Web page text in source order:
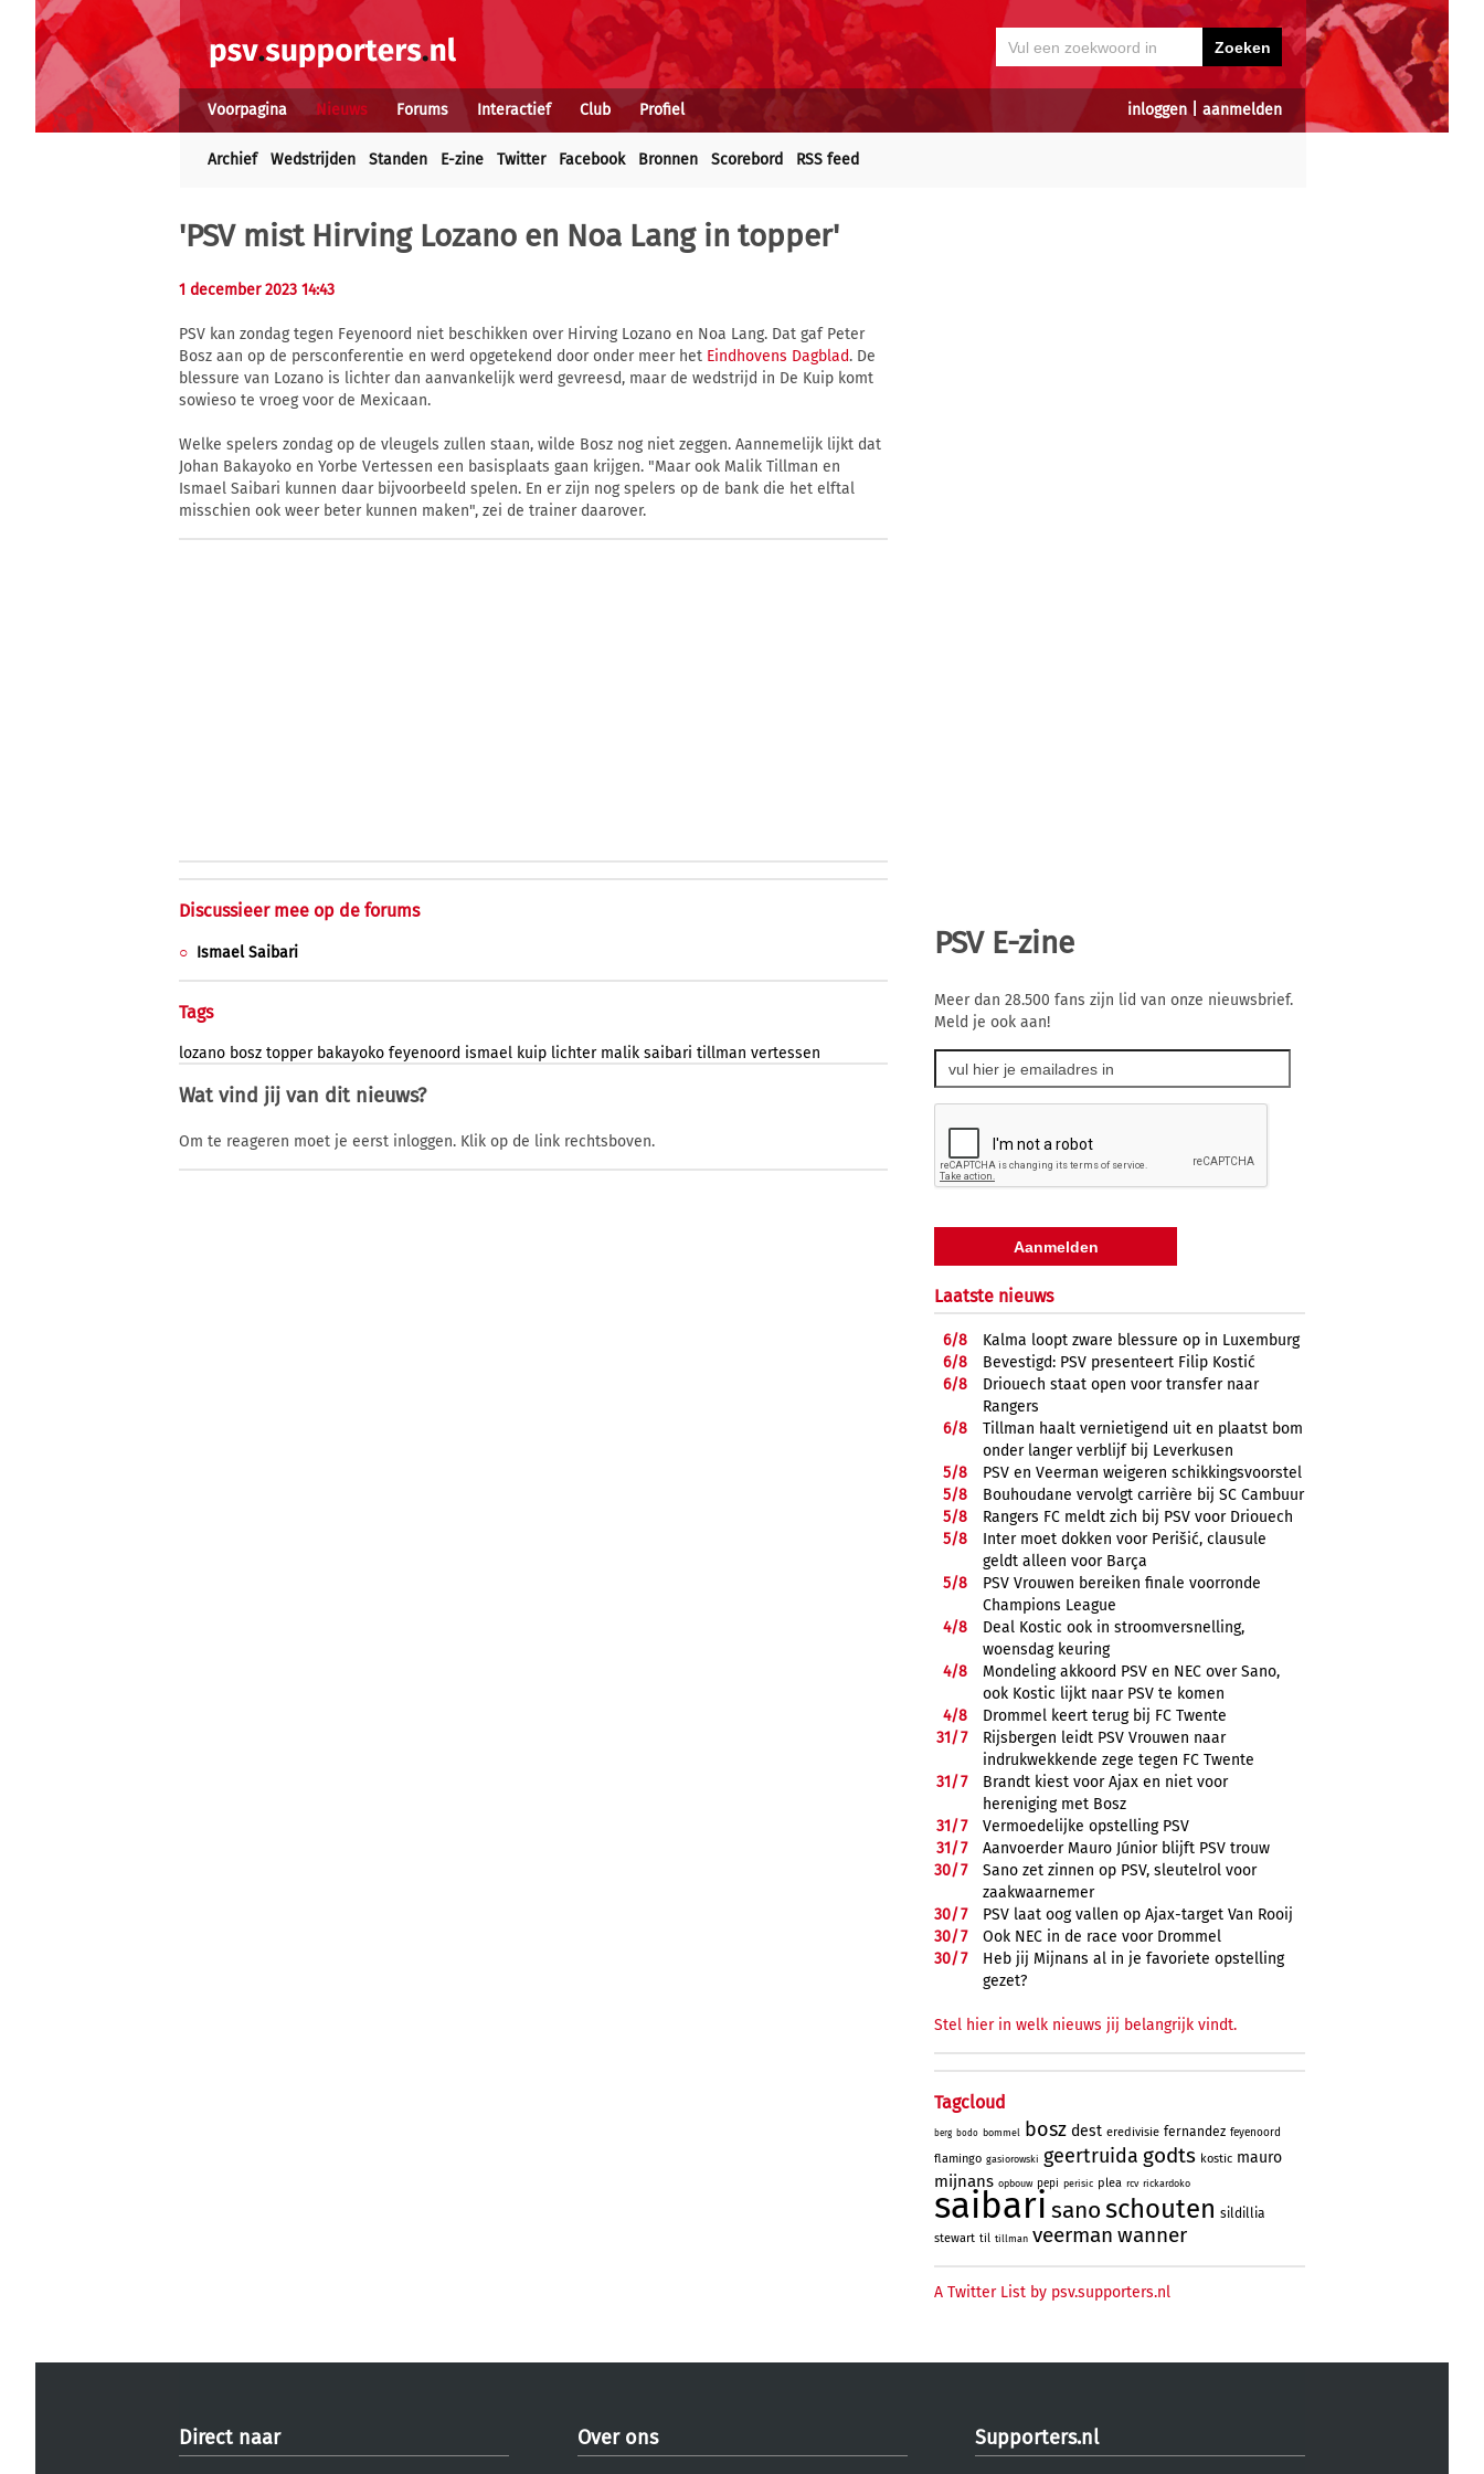
inloggen| aanmelden
Voorpagina Nieuws Forums Interactief Club Profiel
Archief Wedstrijden Standen E-zine Twitter Facebook Bronnen Scorebord RSS feed
'PSV mist Hirving Lozano en Noa Lang in topper'
1 december 2023 14:43
PSV kan zondag tegen Feyenoord niet beschikken over Hirving Lozano en Noa Lang. Dat gaf Peter
Bosz aan op de persconferentie en werd opgetekend door onder meer het Eindhovens Dagblad. De
blessure van Lozano is lichter dan aanvankelijk werd gevreesd, maar de wedstrijd in De Kuip komt
sowieso te vroeg voor de Mexicaan.
Welke spelers zondag op de vleugels zullen staan, wilde Bosz nog niet zeggen. Aannemelijk lijkt dat
Johan Bakayoko en Yorbe Vertessen een basisplaats gaan krijgen. "Maar ook Malik Tillman en
Ismael Saibari kunnen daar bijvoorbeeld spelen. En er zijn nog spelers op de bank die het elftal
misschien ook weer beter kunnen maken", zei de trainer daarover.
Discussieer mee op de forums
Ismael Saibari
Tags
lozano bosz topper bakayoko feyenoord ismael kuip lichter malik saibari tillman vertessen
Wat vind jij van dit nieuws?
Om te reageren moet je eerst inloggen. Klik op de link rechtsboven.
PSV E-zine
Meer dan 28.500 fans zijn lid van onze nieuwsbrief.
Meld je ook aan!
Laatste nieuws
6/8
Kalma loopt zware blessure op in Luxemburg
6/8
Bevestigd: PSV presenteert Filip Kostić
6/8
Driouech staat open voor transfer naar
Rangers
6/8
Tillman haalt vernietigend uit en plaatst bom
onder langer verblijf bij Leverkusen
5/8
PSV en Veerman weigeren schikkingsvoorstel
5/8
Bouhoudane vervolgt carrière bij SC Cambuur
5/8
Rangers FC meldt zich bij PSV voor Driouech
5/8
Inter moet dokken voor Perišić, clausule
geldt alleen voor Barça
5/8
PSV Vrouwen bereiken finale voorronde
Champions League
4/8
Deal Kostic ook in stroomversnelling,
woensdag keuring
4/8
Mondeling akkoord PSV en NEC over Sano,
ook Kostic lijkt naar PSV te komen
4/8
Drommel keert terug bij FC Twente
31/7
Rijsbergen leidt PSV Vrouwen naar
indrukwekkende zege tegen FC Twente
31/7
Brandt kiest voor Ajax en niet voor
hereniging met Bosz
31/7
Vermoedelijke opstelling PSV
31/7
Aanvoerder Mauro Júnior blijft PSV trouw
30/7
Sano zet zinnen op PSV, sleutelrol voor
zaakwaarnemer
30/7
PSV laat oog vallen op Ajax-target Van Rooij
30/7
Ook NEC in de race voor Drommel
30/7
Heb jij Mijnans al in je favoriete opstelling
gezet?
Stel hier in welk nieuws jij belangrijk vindt.
Tagcloud
berg bodo bommel bosz dest eredivisie fernandez feyenoord
flamingo gasiorowski geertruida godts kostic mauro
mijnans opbouw pepi perisic plea rcv rickardoko
saibari sanoschouten sildillia
stewart til tillman veerman wanner
A Twitter List by psv.supporters.nl
Direct naar Over ons Supporters.nl